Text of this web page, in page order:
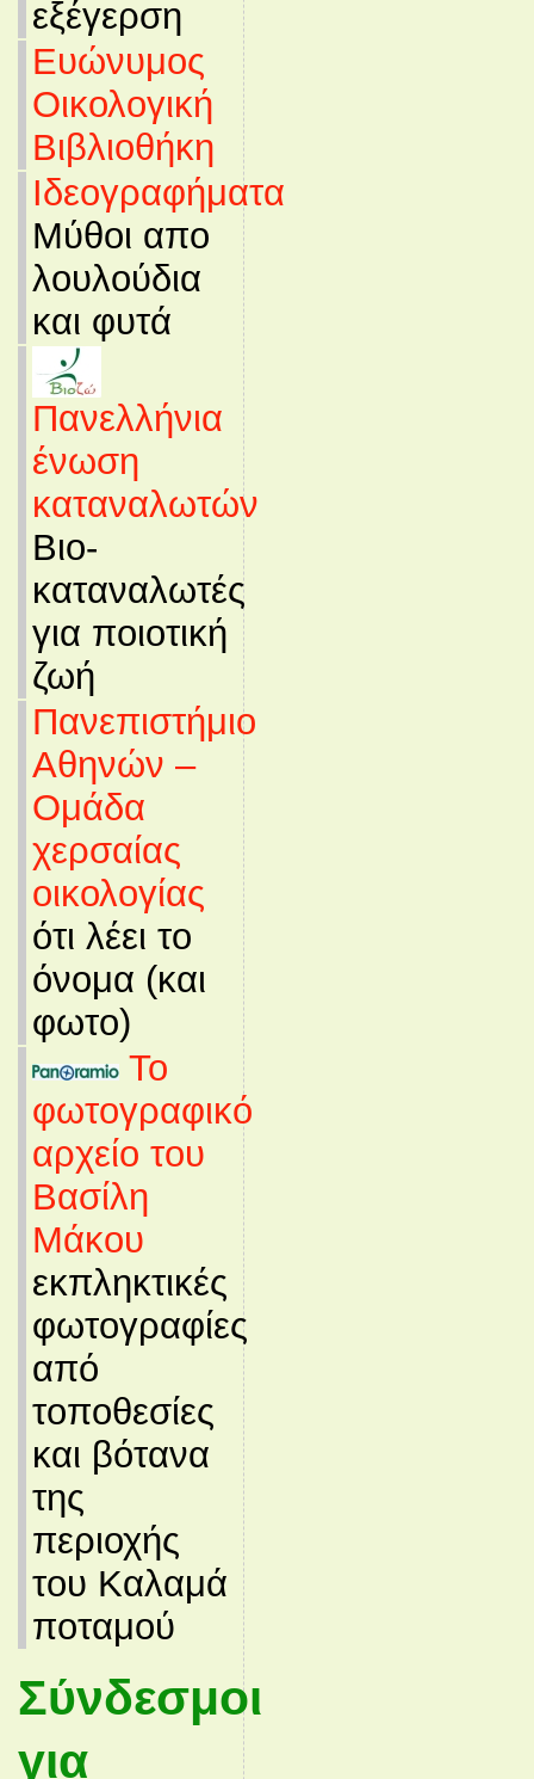
εξέγερση
Ευώνυμος
Οικολογική
Βιβλιοθήκη
Ιδεογραφήματα
Μύθοι απο
λουλούδια
και φυτά
Πανελλήνια
ένωση
καταναλωτών
Βιο-
καταναλωτές
για ποιοτική
ζωή
Πανεπιστήμιο
Αθηνών –
Ομάδα
χερσαίας
οικολογίας
ότι λέει το
όνομα (και
φωτο)
Το
φωτογραφικό
αρχείο του
Βασίλη
Μάκου
εκπληκτικές
φωτογραφίες
από
τοποθεσίες
και βότανα
της
περιοχής
του Καλαμά
ποταμού
Σύνδεσμοι
για